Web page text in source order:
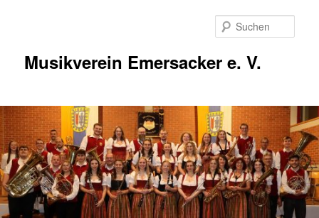
Musikverein Emersacker e. V.